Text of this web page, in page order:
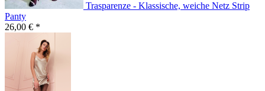
Trasparenze - Klassische, weiche Netz Strip
Panty
26,00 € *